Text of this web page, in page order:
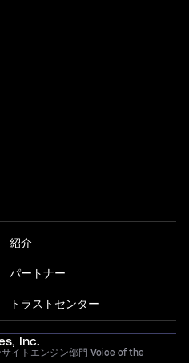
紹介
パートナー
トラストセンター
Inc.
イトエンジン部門 Voice of the